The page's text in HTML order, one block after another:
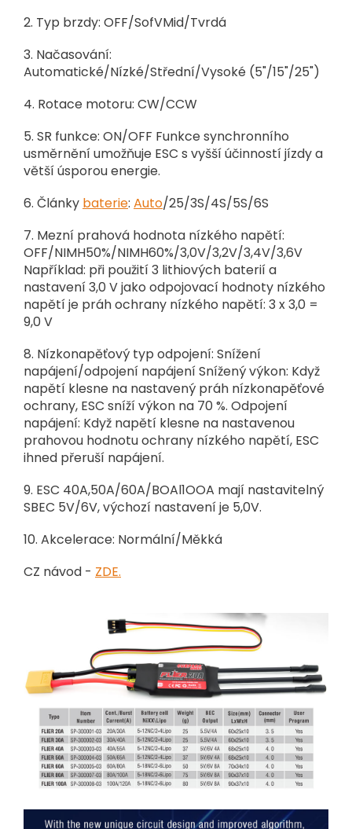
2. Typ brzdy: OFF/SofVMid/Tvrdá
3. Načasování:
Automatické/Nízké/Střední/Vysoké (5"/15"/25")
4. Rotace motoru: CW/CCW
5. SR funkce: ON/OFF Funkce synchronního
usměrnění umožňuje ESC s vyšší účinností jízdy a
větší úsporou energie.
6. Články baterie: Auto/25/3S/4S/5S/6S
7. Mezní prahová hodnota nízkého napětí:
OFF/NIMH50%/NIMH60%/3,0V/3,2V/3,4V/3,6V
Například: při použití 3 lithiových baterií a
nastavení 3,0 V jako odpojovací hodnoty nízkého
napětí je práh ochrany nízkého napětí: 3 x 3,0 =
9,0 V
8. Nízkonapěťový typ odpojení: Snížení
napájení/odpojení napájeníSnížený výkon: Když
napětí klesne na nastavený práh nízkonapěťové
ochrany, ESC sníží výkon na 70 %. Odpojení
napájení: Když napětí klesne na nastavenou
prahovou hodnotu ochrany nízkého napětí, ESC
ihned přeruší napájení.
9. ESC 40A,50A/60A/BOAl1OOA mají nastavitelný
SBEC 5V/6V, výchozí nastavení je 5,0V.
10. Akcelerace: Normální/Měkká
CZ návod - ZDE.